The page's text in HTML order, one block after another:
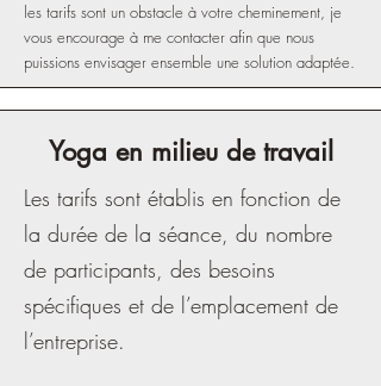
les tarifs sont un obstacle à votre cheminement, je
vous encourage à me contacter afin que nous
puissions envisager ensemble une solution adaptée.
Yoga en milieu de travail
Les tarifs sont établis en fonction de
la durée de la séance, du nombre
de participants, des besoins
spécifiques et de l’emplacement de
l’entreprise.